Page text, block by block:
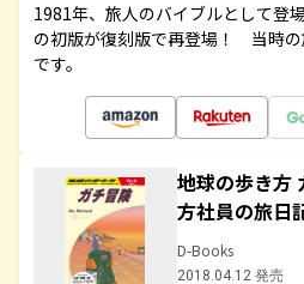
1981年、旅人のバイブルとして登
の初版が復刻版で再登場！ 当時
です。
地球の歩き方
方社員の旅日
D-Books
2018.04.12 発売